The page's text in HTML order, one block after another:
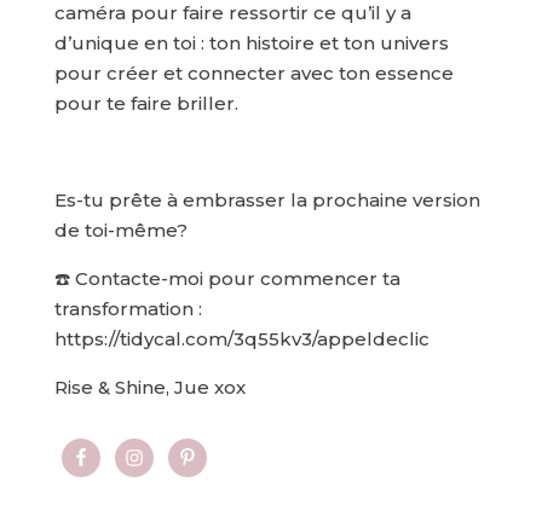
caméra pour faire ressortir ce qu’il y a
d’unique en toi : ton histoire et ton univers
pour créer et connecter avec ton essence
pour te faire briller.
Es-tu prête à embrasser la prochaine version
de toi-même?
☎️ Contacte-moi pour commencer ta
transformation :
https://tidycal.com/3q55kv3/appeldeclic
Rise & Shine, Jue xox